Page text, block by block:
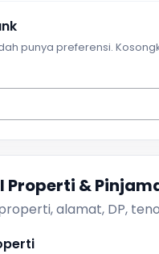
punya preferensi.
Properti &
alamat, DP,